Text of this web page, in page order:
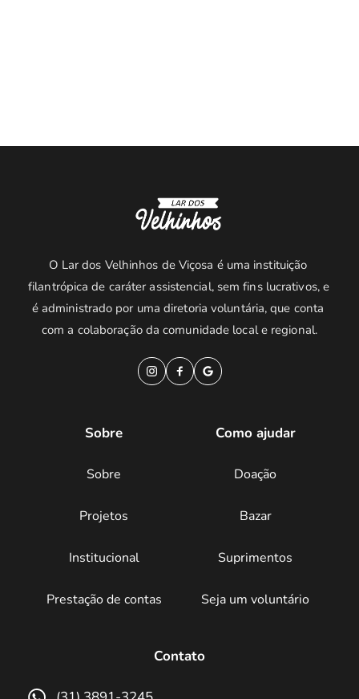
O Lar dos Velhinhos de Viçosa é uma instituição
filantrópica de caráter assistencial, sem fins lucrativos, e
é administrado por uma diretoria voluntária, que conta
com a colaboração da comunidade local e regional.
Sobre
Sobre
Projetos
Institucional
Prestação de contas
Como ajudar
Doação
Bazar
Suprimentos
Seja um voluntário
Contato